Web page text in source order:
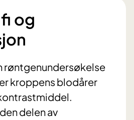
og
røntgenundersøkelse
kroppens blodårer
delen av